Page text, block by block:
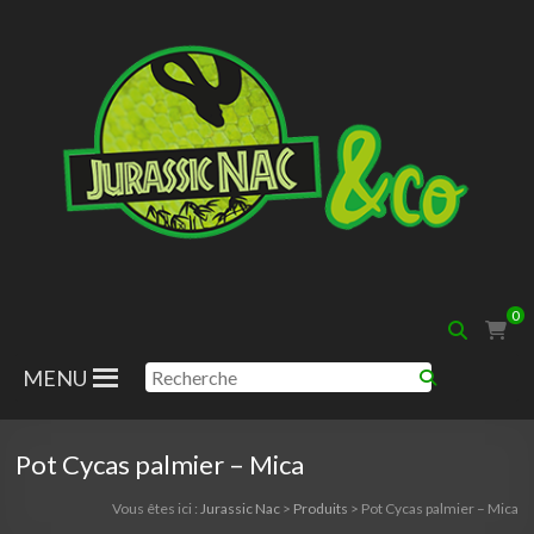
Nac
0
MENU
Pot Cycas palmier – Mica
Vous êtes ici : Jurassic Nac> Produits > Pot Cycas palmier – Mica